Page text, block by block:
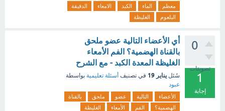
معظم
الماء الكبد الامعاء
الدقيقة
البلعوم
الغليظة
0
تصويتات
1
إجابة
أي الأعضاء التالية عضو ملحق
بالقناة الهضمية؟ الفم الأمعاء
الغليظة المعدة الكبد - مع الشرح
سُئل يناير 19 في تصنيف أسئلة تعليمية بواسطة
عبود
الأعضاء التالية عضو ملحق
بالقناة
الهضمية؟
الفم الأمعاء
الغليظة